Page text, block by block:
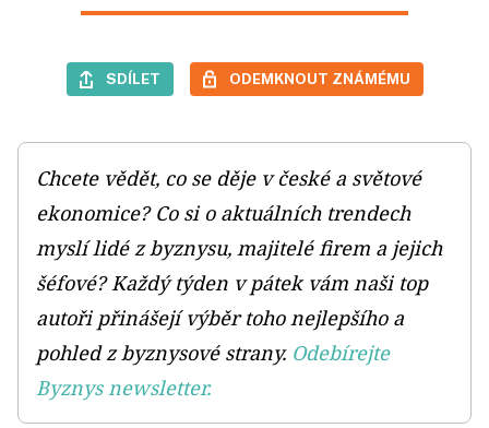
SDÍLET ODEMKNOUT ZNÁMÉMU
Chcete vědět, co se děje v české a světové
ekonomice? Co si o aktuálních trendech
myslí lidé z byznysu, majitelé firem a jejich
šéfové? Každý týden v pátek vám naši top
autoři přinášejí výběr toho nejlepšího a
pohled z byznysové strany. Odebírejte
Byznys newsletter.